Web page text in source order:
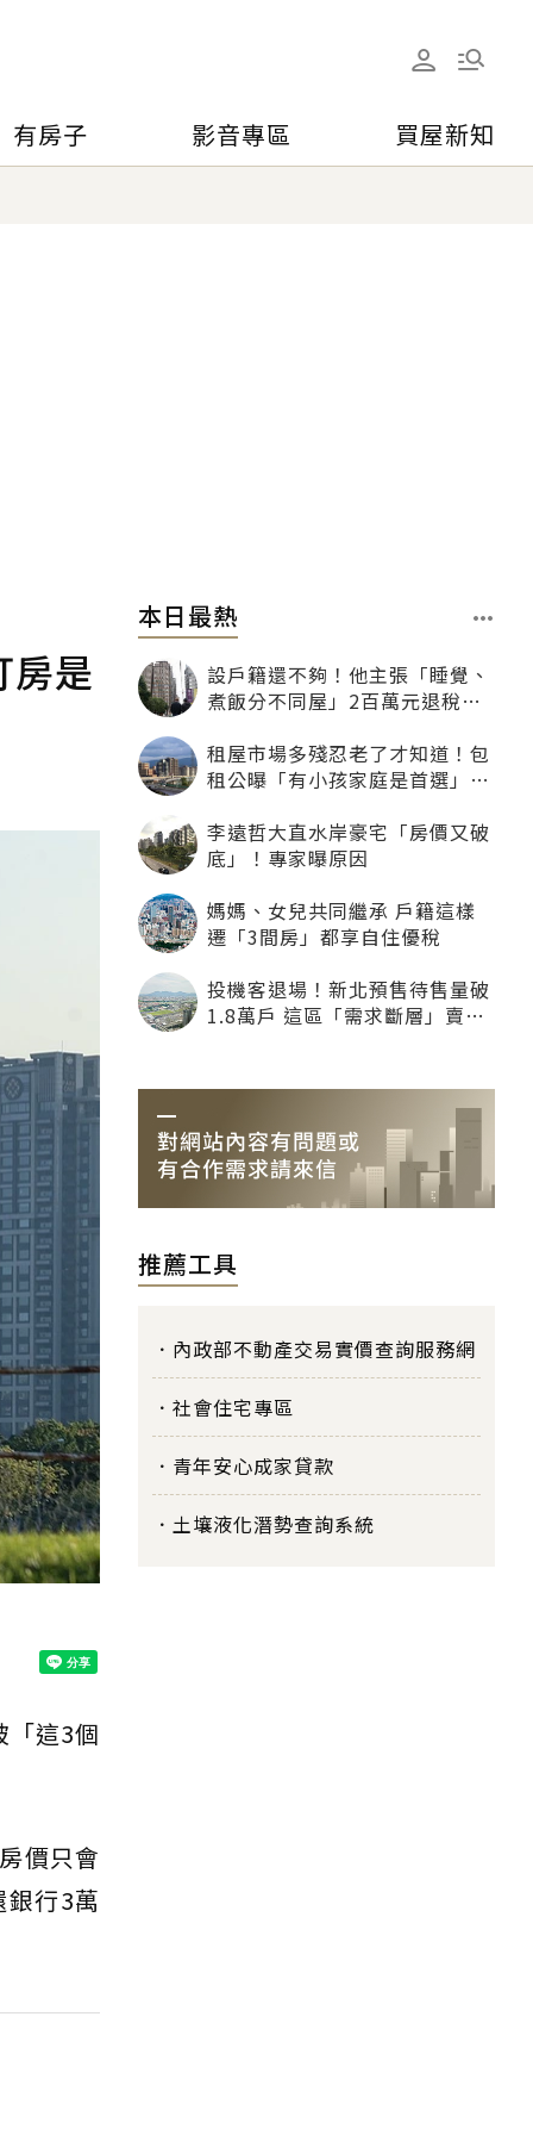
有房子 影音專區 買屋新知
房是
這3個
價只會
行3萬
本日最熱
設戶籍還不夠！他主張「睡覺、
煮飯分不同屋」2百萬元退稅照
租屋市場多殘忍老了才知道！包
租公曝「有小孩家庭是首選」：
李遠哲大直水岸豪宅「房價又破
底」！專家曝原因
媽媽、女兒共同繼承 戶籍這樣
遷「3間房」都享自住優稅
投機客退場！新北預售待售量破
1.8萬戶 這區「需求斷層」賣壓
推薦工具
內政部不動產交易實價查詢服務網
社會住宅專區
青年安心成家貸款
土壤液化潛勢查詢系統